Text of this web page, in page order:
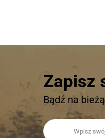
Zapisz
Bądź na